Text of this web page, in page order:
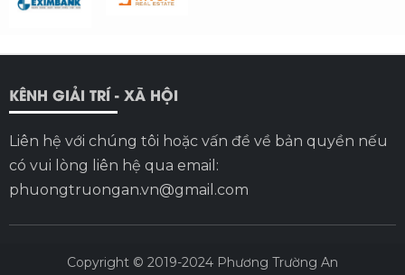
KÊNH GIẢI TRÍ - XÃ HỘI
Liên hệ với chúng tôi hoặc vấn đề về bản quyền nếu
có vui lòng liên hệ qua email:
phuongtruongan.vn@gmail.com
Copyright © 2019-2024 Phương Trường An